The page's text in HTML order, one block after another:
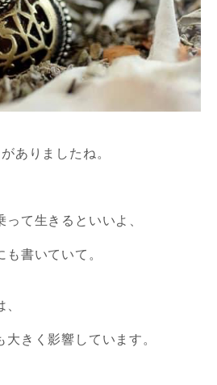
ありましたね。
て生きるといいよ、
も書いていて。
きく影響しています。